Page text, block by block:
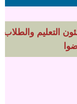
التعليم والطلاب